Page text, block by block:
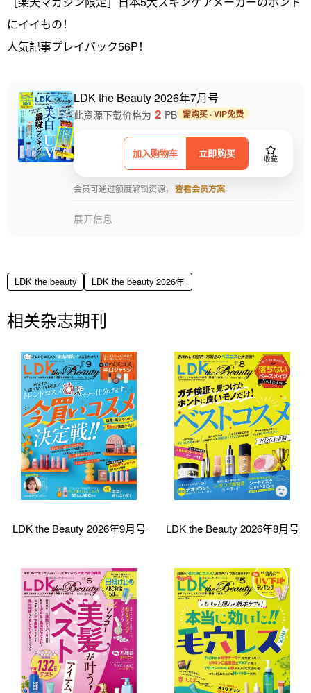
にイイもの！
人気記事プレイバック56P！
LDK the Beauty 2026年7月号
加入购物车 立即购买 收藏
此资源下载价格为 2 PB 需购买 · VIP免费
会员可通过额度解锁资源， 查看会员方案
展开信息
LDK the beauty LDK the beauty 2026年
相关杂志期刊
LDK the Beauty 2026年9月号 LDK the Beauty 2026年8月号